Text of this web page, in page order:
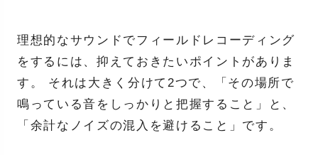
理想的なサウンドでフィールドレコーディング
をするには、抑えておきたいポイントがありま
す。 それは大きく分けて2つで、「その場所で
鳴っている音をしっかりと把握すること」と、
「余計なノイズの混入を避けること」です。